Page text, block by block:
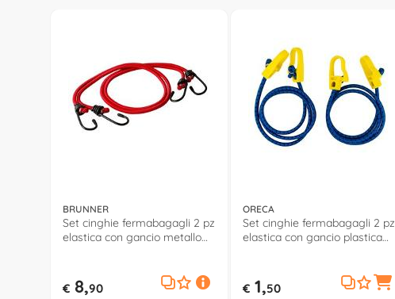
BRUNNER
Set cinghie fermabagagli 2 pz
elastica con gancio metallo
€ 8,90
ORECA
Set cinghie fermabagagli 2 pz
elastica con gancio plastica
€ 1,50